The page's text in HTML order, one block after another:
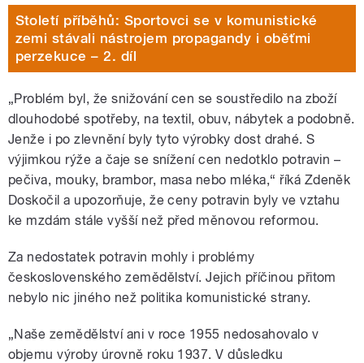
Století příběhů: Sportovci se v komunistické
zemi stávali nástrojem propagandy i oběťmi
perzekuce – 2. díl
„Problém byl, že snižování cen se soustředilo na zboží
dlouhodobé spotřeby, na textil, obuv, nábytek a podobně.
Jenže i po zlevnění byly tyto výrobky dost drahé. S
výjimkou rýže a čaje se snížení cen nedotklo potravin –
pečiva, mouky, brambor, masa nebo mléka,“ říká Zdeněk
Doskočil a upozorňuje, že ceny potravin byly ve vztahu
ke mzdám stále vyšší než před měnovou reformou.
Za nedostatek potravin mohly i problémy
československého zemědělství. Jejich příčinou přitom
nebylo nic jiného než politika komunistické strany.
„Naše zemědělství ani v roce 1955 nedosahovalo v
objemu výroby úrovně roku 1937. V důsledku